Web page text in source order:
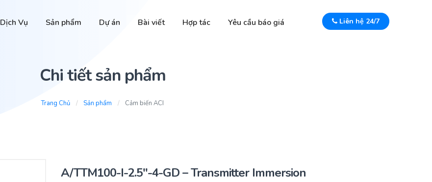
Dịch Vụ Sản phẩm Dự án Bài viết Hợp tác Yêu cầu báo giá Liên hệ 24/7
Chi tiết sản phẩm
Trang Chủ Sản phẩm Cảm biến ACI
A/TTM100-I-2.5″-4-GD – Transmitter Immersion